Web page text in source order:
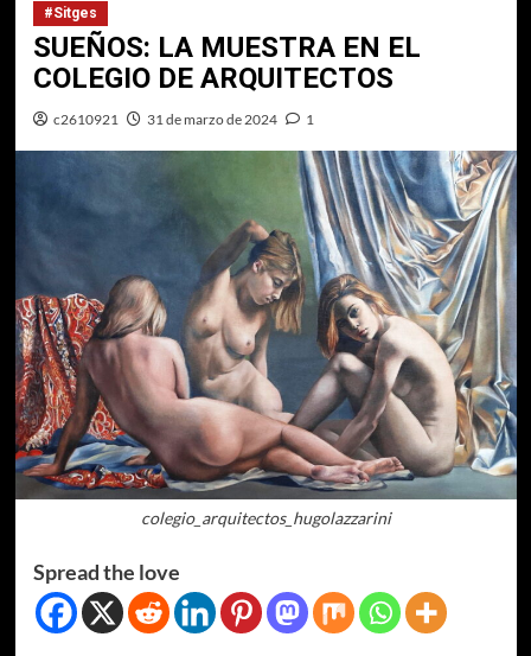
#Sitges
SUEÑOS: LA MUESTRA EN EL
COLEGIO DE ARQUITECTOS
c2610921 31 de marzo de 2024 1
colegio_arquitectos_hugolazzarini
Spread the love